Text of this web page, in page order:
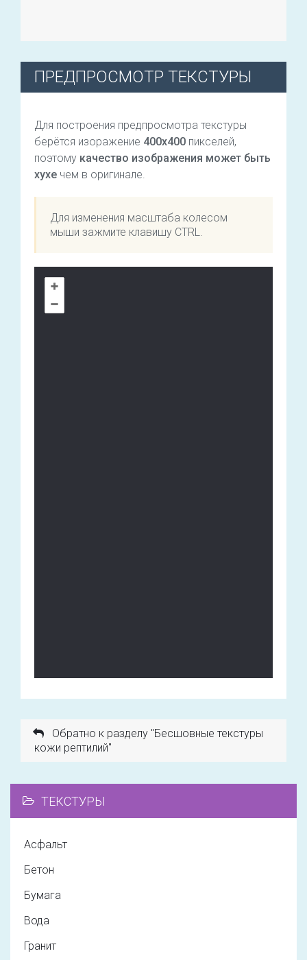
ПРЕДПРОСМОТР ТЕКСТУРЫ
Для построения предпросмотра текстуры
берётся изоражение 400х400 пикселей,
поэтому качество изображения может быть
хухе чем в оригинале.
Для изменения масштаба колесом
мыши зажмите клавишу CTRL.
Обратно к разделу "Бесшовные текстуры
кожи рептилий"
ТЕКСТУРЫ
Асфальт
Бетон
Бумага
Вода
Гранит